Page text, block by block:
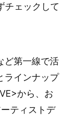
チェックして
ど第一線で活
ラインナップ
から、お
ティストデ